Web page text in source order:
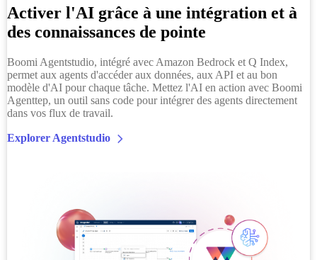
Activer l'AI grâce à une intégration et à
des connaissances de pointe
Boomi Agentstudio, intégré avec Amazon Bedrock et Q Index,
permet aux agents d'accéder aux données, aux API et au bon
modèle d'AI pour chaque tâche. Mettez l'AI en action avec Boomi
Agenttep, un outil sans code pour intégrer des agents directement
dans vos flux de travail.
Explorer Agentstudio